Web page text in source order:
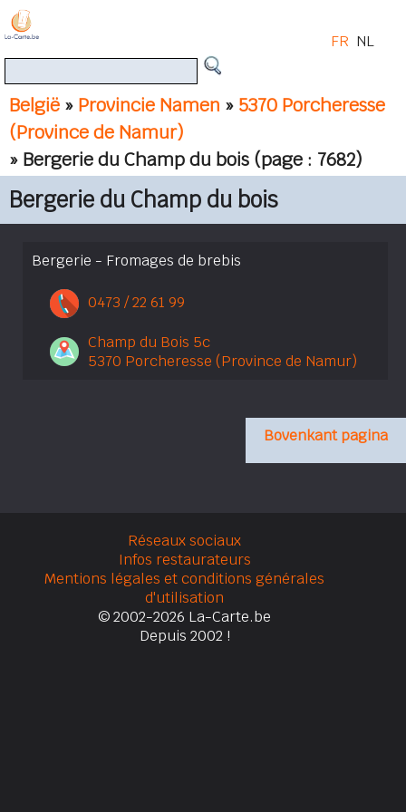
België » Provincie Namen » 5370 Porcheresse
(Province de Namur)
» Bergerie du Champ du bois (page : 7682)
FR NL
Bergerie du Champ du bois
Bergerie - Fromages de brebis
0473 / 22 61 99
Champ du Bois 5c
5370 Porcheresse (Province de Namur)
Bovenkant pagina
Réseaux sociaux
Infos restaurateurs
Mentions légales et conditions générales
d'utilisation
© 2002-2026 La-Carte.be
Depuis 2002 !